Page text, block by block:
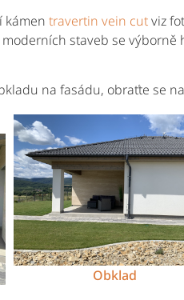
kámen travertin vein cutviz
moderních staveb se výborně
na fasádu, obraťte se
Obklad